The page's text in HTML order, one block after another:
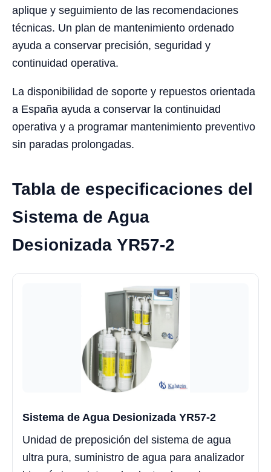
aplique y seguimiento de las recomendaciones
técnicas. Un plan de mantenimiento ordenado
ayuda a conservar precisión, seguridad y
continuidad operativa.
La disponibilidad de soporte y repuestos orientada
a España ayuda a conservar la continuidad
operativa y a programar mantenimiento preventivo
sin paradas prolongadas.
Tabla de especificaciones del
Sistema de Agua
Desionizada YR57-2
Sistema de Agua Desionizada YR57-2
Unidad de preposición del sistema de agua
ultra pura, suministro de agua para analizador